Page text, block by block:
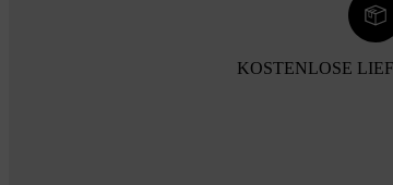
KOSTENLOSE